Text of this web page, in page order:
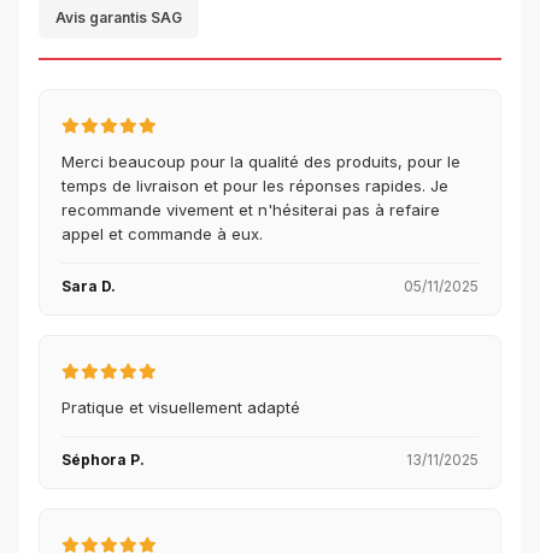
Avis garantis SAG
Merci beaucoup pour la qualité des produits, pour le
temps de livraison et pour les réponses rapides. Je
recommande vivement et n'hésiterai pas à refaire
appel et commande à eux.
Sara D. 05/11/2025
Pratique et visuellement adapté
Séphora P. 13/11/2025